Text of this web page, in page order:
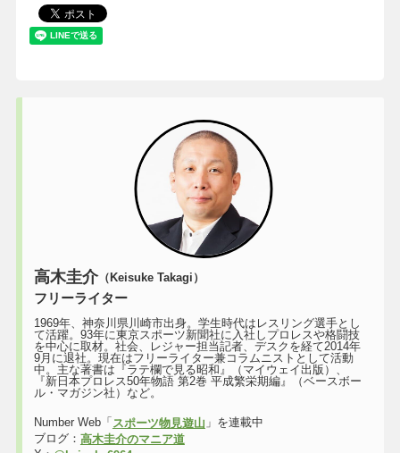
高木圭介（Keisuke Takagi）
フリーライター
1969年、神奈川県川崎市出身。学生時代はレスリング選手とし
て活躍。93年に東京スポーツ新聞社に入社しプロレスや格闘技
を中心に取材。社会、レジャー担当記者、デスクを経て2014年
9月に退社。現在はフリーライター兼コラムニストとして活動
中。主な著書は『ラテ欄で見る昭和』（マイウェイ出版）、
『新日本プロレス50年物語 第2巻 平成繁栄期編』（ベースボー
ル・マガジン社）など。
Number Web「 スポーツ物見遊山 」を連載中
ブログ： 高木圭介のマニア道